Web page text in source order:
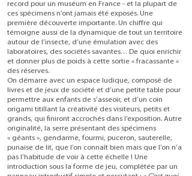
record pour un muséum en France - et la plupart de
ces spécimens n’ont jamais été exposés. Une
première découverte importante. Un chiffre qui
témoigne aussi de la dynamique de tout un territoire
autour de l’insecte, d’une émulation avec des
laboratoires, des sociétés savantes… De quoi enrichir
et donner plus de poids à cette sortie « fracassante »
des réserves.
On démarre avec un espace ludique, composé de
livres et de jeux de société et d’une petite table pour
permettre aux enfants de s’asseoir, et d’un coin
origami titillant la créativité des visiteurs, petits et
grands, qui finiront accrochés dans l’exposition. Autre
originalité, la serre présentant des spécimens
« géants », gendarme, fourmi, puceron, sauterelle,
punaise de lit, que l’on connaît bien mais que l’on n’a
pas l’habitude de voir à cette échelle ! Une
introduction sous la forme de jeu, complétée par un